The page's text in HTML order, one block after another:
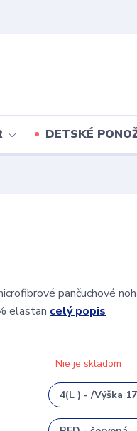
DETSKÉ
pančuchové
elastan celý popis
Nie je skladom